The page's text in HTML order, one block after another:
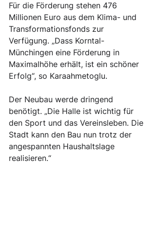
Für die Förderung stehen 476
Millionen Euro aus dem Klima- und
Transformationsfonds zur
Verfügung. „Dass Korntal-
Münchingen eine Förderung in
Maximalhöhe erhält, ist ein schöner
Erfolg“, so Karaahmetoglu.
Der Neubau werde dringend
benötigt. „Die Halle ist wichtig für
den Sport und das Vereinsleben. Die
Stadt kann den Bau nun trotz der
angespannten Haushaltslage
realisieren.“